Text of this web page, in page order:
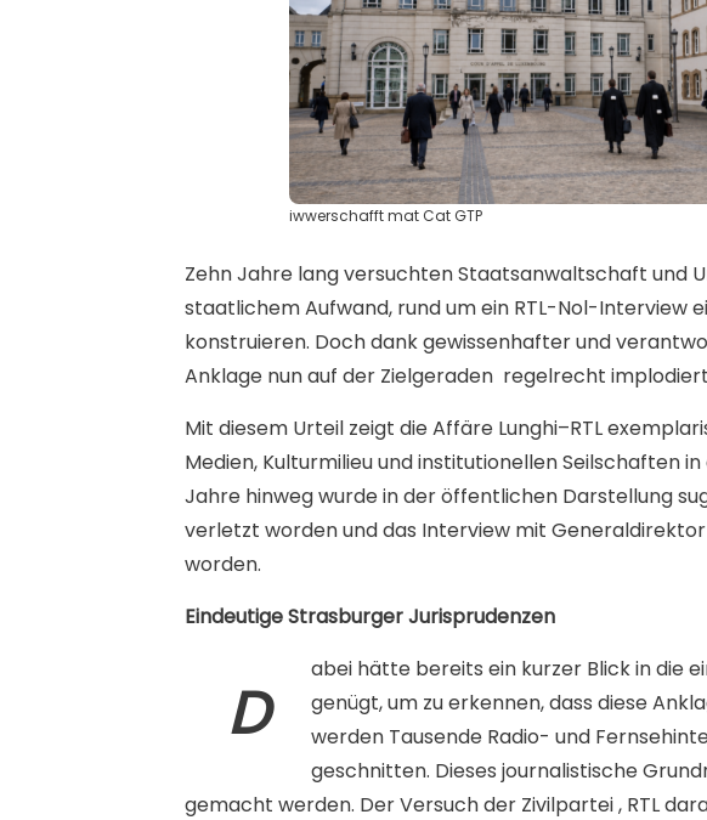
iwwerschafft mat Cat GTP
Zehn Jahre lang versuchten Staatsanwaltschaft und
staatlichem Aufwand, rund um ein RTL-Nol-Interview
konstruieren. Doch dank gewissenhafter und
Anklage nun auf der Zielgeraden regelrecht
Mit diesem Urteil zeigt die Affäre Lunghi–RTL
Medien, Kulturmilieu und institutionellen Seilschaften
Jahre hinweg wurde in der öffentlichen Darstellung
verletzt worden und das Interview mit Generaldirektor
worden.
Eindeutige Strasburger Jurisprudenzen
D
abei hätte bereits ein kurzer Blick in die
genügt, um zu erkennen, dass diese
werden Tausende Radio- und
geschnitten. Dieses journalistische
gemacht werden. Der Versuch der Zivilpartei , RTL